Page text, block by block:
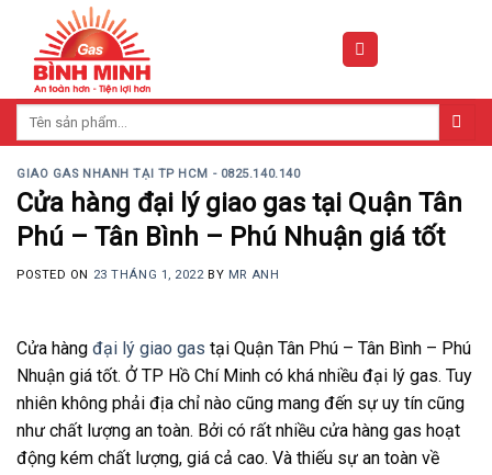
content
GIAO GAS NHANH TẠI TP HCM - 0825.140.140
Cửa hàng đại lý giao gas tại Quận Tân
Phú – Tân Bình – Phú Nhuận giá tốt
POSTED ON 23 THÁNG 1, 2022BY MR ANH
Cửa hàng đại lý giao gas tại Quận Tân Phú – Tân Bình – Phú
Nhuận giá tốt. Ở TP Hồ Chí Minh có khá nhiều đại lý gas. Tuy
nhiên không phải địa chỉ nào cũng mang đến sự uy tín cũng
như chất lượng an toàn. Bởi có rất nhiều cửa hàng gas hoạt
động kém chất lượng, giá cả cao. Và thiếu sự an toàn về